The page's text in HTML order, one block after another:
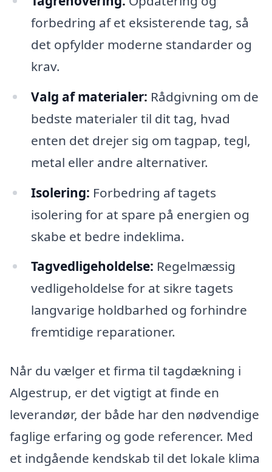
forbedring af et eksisterende tag, så
det opfylder moderne standarder og
krav.
Valg af materialer: Rådgivning om de
bedste materialer til dit tag, hvad
enten det drejer sig om tagpap, tegl,
metal eller andre alternativer.
Isolering: Forbedring af tagets
isolering for at spare på energien og
skabe et bedre indeklima.
Tagvedligeholdelse: Regelmæssig
vedligeholdelse for at sikre tagets
langvarige holdbarhed og forhindre
fremtidige reparationer.
Når du vælger et firma til tagdækning i
Algestrup, er det vigtigt at finde en
leverandør, der både har den nødvendige
faglige erfaring og gode referencer. Med
et indgående kendskab til det lokale klima